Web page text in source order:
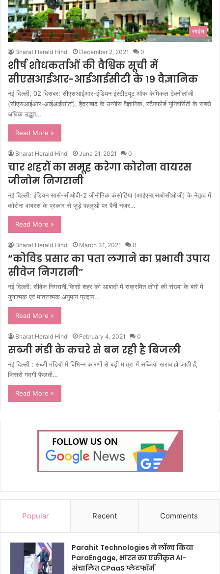
साइंस
Bharat Herald Hindi December 2, 2021 0
शीर्ष शोधकर्ताओं की वैश्विक सूची में
सीएसआईआर-आईआईसीटी के 19 वैज्ञानिक
नई दिल्ली, 02 दिसंबर: सीएसआईआर-इंडियन इंस्टीट्यूट ऑफ केमिकल टेक्नोलॉजी
(सीएसआईआर-आईआईसीटी), हैदराबाद के उन्नीस वैज्ञानिक, स्टैनफोर्ड यूनिवर्सिटी के सबसे
अधिक उद्धृत…
Read More »
Bharat Herald Hindi June 21, 2021 0
चार शहरों का समूह करेगा कोरोना वायरस
जीनोम निगरानी
नई दिल्ली: इंडियन सार्स-सीओवी-2 जीनोमिक कंसोर्टिया (आईएनएसओसीओजी) के नेतृत्व में
कोरोना वायरस के प्रकार से जुड़े पहलुओं पर पैनी नज़र…
Read More »
Bharat Herald Hindi March 31, 2021 0
“कोविड प्रसार का पता लगाने का प्रभावी उपाय
सीवेज निगरानी”
नई दिल्ली: सीवेज निगरानी,किसी शहर की आबादी में संक्रमित लोगों की संख्‍या के बारे में
गुणात्‍मक एवं मात्रात्‍मक अनुमान प्रदान…
Read More »
Bharat Herald Hindi February 4, 2021 0
सब्जी मंडी के कचरे से बन रही है बिजली
नई दिल्ली : सब्जी मंडियों में विभिन्न कारणों से बड़ी मात्रा में सब्जियां खराब हो जाती हैं,
जिससे गंदगी फैलती…
Read More »
Popular Recent Comments
Parahit Technologies ने लॉन्च किया
ParaEngage, भारत का एकीकृत AI-
संचालित CPaaS प्लेटफॉर्म